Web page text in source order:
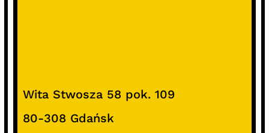
Wita Stwosza 58 pok. 109
80-308 Gdańsk